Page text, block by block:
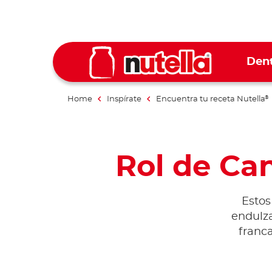
Home Inspírate Encuentra tu receta Nutella®
Rol de